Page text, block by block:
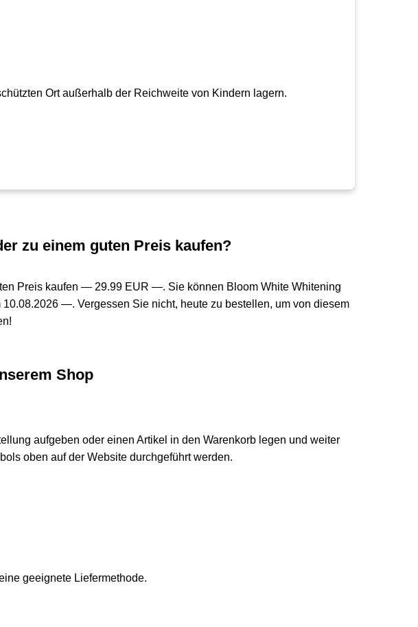
Ort außerhalb der Reichweite von Kindern lagern.
zu einem guten Preis kaufen?
Preis kaufen — 29.99 EUR —. Sie können Bloom White Whitening
—. Vergessen Sie nicht, heute zu bestellen, um von diesem
Shop
aufgeben oder einen Artikel in den Warenkorb legen und weiter
oben auf der Website durchgeführt werden.
geeignete Liefermethode.